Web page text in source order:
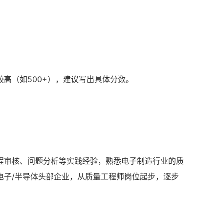
（如500+），建议写出具体分数。
核、问题分析等实践经验，熟悉电子制造行业的质
/半导体头部企业，从质量工程师岗位起步，逐步